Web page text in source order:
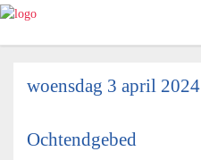
woensdag 3 april 2024
Ochtendgebed